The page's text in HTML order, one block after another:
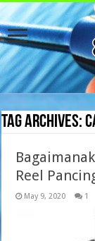
Tag Archives:
Reel
May 9, 2020 1